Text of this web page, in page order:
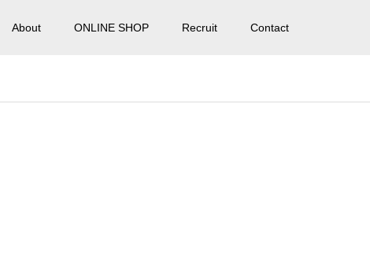
About ONLINE SHOP Recruit Contact